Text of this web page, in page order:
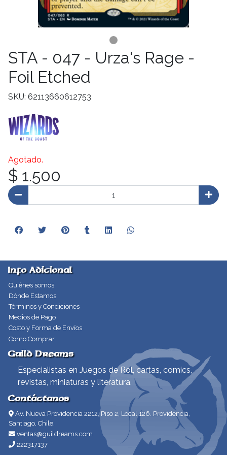
STA - 047 - Urza's Rage -
Foil Etched
SKU: 62113660612753
Agotado.
$ 1.500
Info Adicional
Quiénes somos
Dónde Estamos
Términos y Condiciones
Medios de Pago
Costo y Forma de Envíos
Como Comprar
Guild Dreams
Especialistas en Juegos de Rol, cartas, comics,
revistas, miniaturas y literatura.
Contáctanos
Av. Nueva Providencia 2212, Piso 2, Local 126. Providencia,
Santiago, Chile.
ventas@guildreams.com
222317137